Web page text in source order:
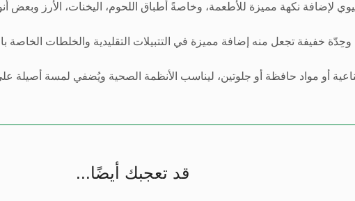
لإضافة نكهة مميزة للأطعمة، وخاصةً أطباق اللحوم، اليخنات، الأرز وبعض
خفيفة تجعل منه إضافة مميزة في التتبيلات التقليدية والخلطات الخاصة
صناعية أو مواد حافظة أو جلوتين، ليناسب الأنظمة الصحية ويُضفي لمسة أصيلة
قد تعجبك أيضًا...